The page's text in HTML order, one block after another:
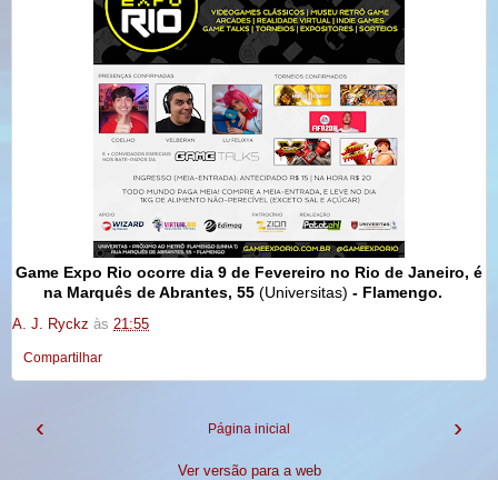
Game Expo Rio ocorre dia 9 de Fevereiro no Rio de Janeiro, é
na Marquês de Abrantes, 55 (Universitas) - Flamengo.
A. J. Ryckz às 21:55
Compartilhar
‹ ›
Página inicial
Ver versão para a web